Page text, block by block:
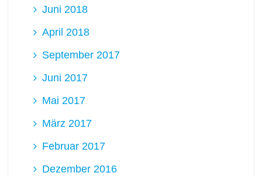
Juni 2018
April 2018
September 2017
Juni 2017
Mai 2017
März 2017
Februar 2017
Dezember 2016